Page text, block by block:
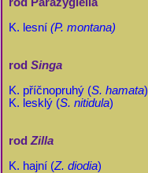
K. lesní (P. montana)
rod Singa
K. příčnopruhý (S. hamata)
K. lesklý (S. nitidula)
rod Zilla
K. hajní (Z. diodia)